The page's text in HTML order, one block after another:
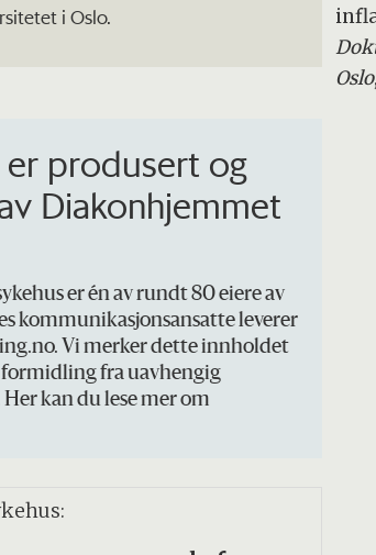
i Oslo.
Oslo
produsert og
Diakonhjemmet
er én av rundt 80 eiere av
kommunikasjonsansatte leverer
Vi merker dette innholdet
fra uavhengig
kan du lese mer om